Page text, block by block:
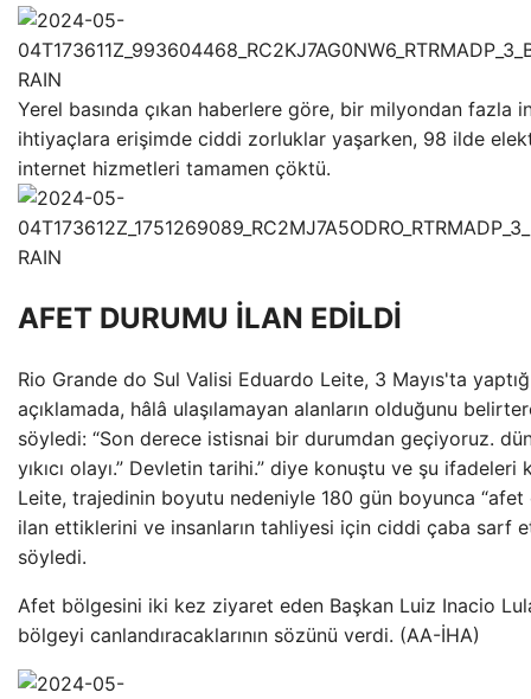
Yerel basında çıkan haberlere göre, bir milyondan fazla
ihtiyaçlara erişimde ciddi zorluklar yaşarken, 98 ilde
internet hizmetleri tamamen çöktü.
AFET DURUMU İLAN EDİLDİ
Rio Grande do Sul Valisi Eduardo Leite, 3 Mayıs'ta
açıklamada, hâlâ ulaşılamayan alanların olduğunu
söyledi: “Son derece istisnai bir durumdan geçiyoruz.
yıkıcı olayı.” Devletin tarihi.” diye konuştu ve şu ifadeleri
Leite, trajedinin boyutu nedeniyle 180 gün boyunca “afet
ilan ettiklerini ve insanların tahliyesi için ciddi çaba sarf
söyledi.
Afet bölgesini iki kez ziyaret eden Başkan Luiz Inacio
bölgeyi canlandıracaklarının sözünü verdi. (AA-İHA)